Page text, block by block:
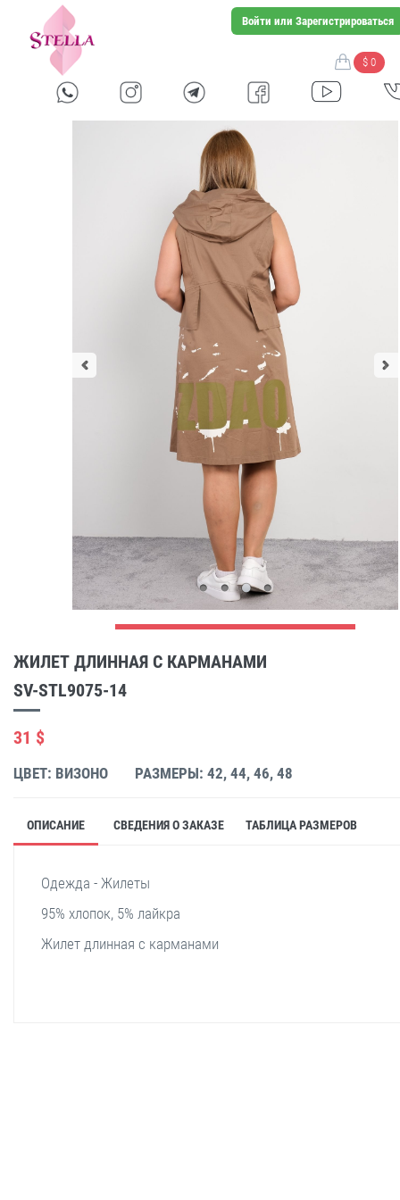
Войти или Зарегистрироваться
$ 0
ЖИЛЕТ ДЛИННАЯ С КАРМАНАМИ
SV-STL9075-14
31 $
ЦВЕТ: ВИЗОНО РАЗМЕРЫ: 42, 44, 46, 48
ОПИСАНИЕ СВЕДЕНИЯ О ЗАКАЗЕ ТАБЛИЦА РАЗМЕРОВ
Одежда - Жилеты
95% хлопок, 5% лайкра
Жилет длинная с карманами